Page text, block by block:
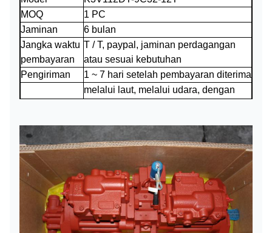
MOQ
1 PC
Jaminan
6 bulan
Jangka waktu
pembayaran
T / T, paypal, jaminan perdagangan
atau sesuai kebutuhan
Pengiriman
1 ~ 7 hari setelah pembayaran diterima
melalui laut, melalui udara, dengan